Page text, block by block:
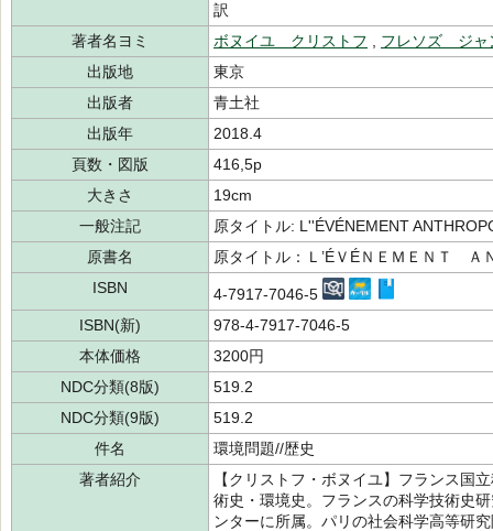
訳
著者名ヨミ
ボヌイユ クリストフ
フレソズ ジャ
出版地
東京
出版者
青土社
出版年
2018.4
頁数・図版
416,5p
大きさ
19cm
一般注記
原タイトル: L''ÉVÉNEMENT
原書名
原タイトル：Ｌ’ÉＶÉＮＥＭＥＮＴ Ａ
ISBN
4-7917-7046-5
ISBN(新)
978-4-7917-7046-5
本体価格
3200円
NDC分類(8版)
519.2
NDC分類(9版)
519.2
件名
環境問題//歴史
著者紹介
【クリストフ・ボヌイユ】フランス国
術史・環境史。フランスの科学技術史
ンターに所属。パリの社会科学高等研